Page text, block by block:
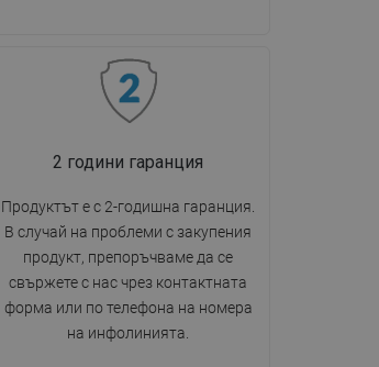
2 години гаранция
Продуктът е с 2-годишна гаранция.
В случай на проблеми с закупения
продукт, препоръчваме да се
свържете с нас чрез контактната
форма или по телефона на номера
на инфолинията.